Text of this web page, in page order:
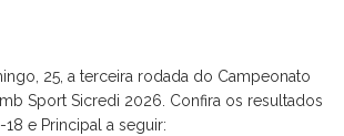
25, a terceira rodada do Campeonato
Sport Sicredi 2026. Confira os resultados
e Principal a seguir: